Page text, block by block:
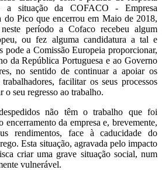
a situação da COFACO - Empresa
do Pico que encerrou em Maio de 2018,
neste período a Cofaco recebeu algum
ou fez alguma candidatura a tal e
pode a Comissão Europeia proporcionar,
da República Portuguesa e ao Governo
no sentido de continuar a apoiar os
trabalhadores, facilitar os seus processos
o seu regresso ao trabalho.
não têm o trabalho que foi
encerramento da empresa e, brevemente,
rendimentos, face à caducidade do
Esta situação, agravada pelo impacto
criar uma grave situação social, num
vulnerável.